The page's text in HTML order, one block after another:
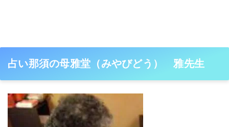
占い那須の母雅堂（みやびどう） 雅先生